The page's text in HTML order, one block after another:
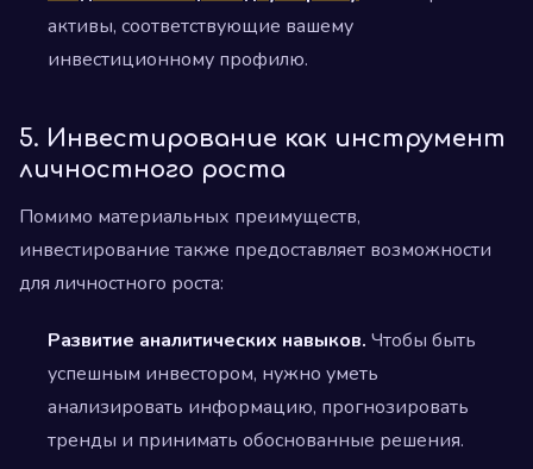
активы, соответствующие вашему
инвестиционному профилю.
5. Инвестирование как инструмент
личностного роста
Помимо материальных преимуществ,
инвестирование также предоставляет возможности
для личностного роста:
Развитие аналитических навыков. Чтобы быть
успешным инвестором, нужно уметь
анализировать информацию, прогнозировать
тренды и принимать обоснованные решения.